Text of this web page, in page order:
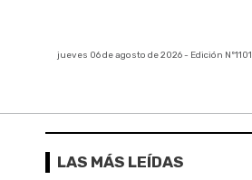
jueves 06 de agosto de 2026- Edición Nº1101
LAS MÁS LEÍDAS